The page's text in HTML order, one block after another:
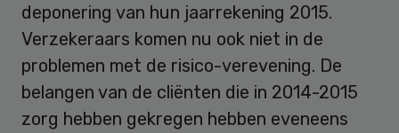
deponering van hun jaarrekening 2015.
Verzekeraars komen nu ook niet in de
problemen met de risico-verevening. De
belangen van de cliënten die in 2014-2015
zorg hebben gekregen hebben eveneens